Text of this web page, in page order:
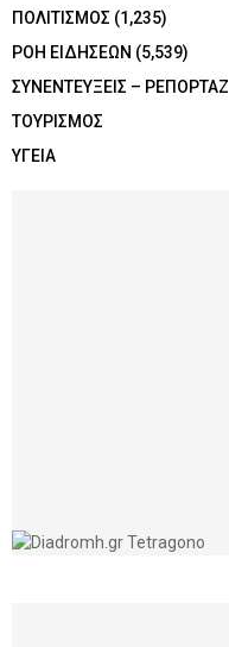
ΠΟΛΙΤΙΣΜΟΣ (1,235)
ΡΟΗ ΕΙΔΗΣΕΩΝ (5,539)
ΣΥΝΕΝΤΕΥΞΕΙΣ – ΡΕΠΟΡΤΑΖ
ΤΟΥΡΙΣΜΟΣ
ΥΓΕΙΑ